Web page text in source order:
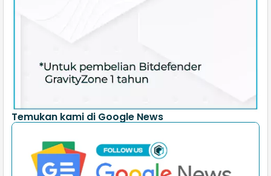
Temukan kami di Google News